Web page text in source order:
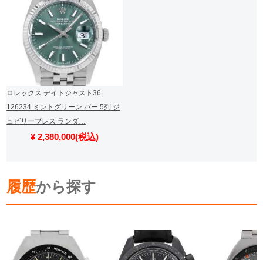
ロレックス デイトジャスト36
126234 ミントグリーン バー 5列 ジ
ュビリーブレス ランダ…
¥ 2,380,000(税込)
履歴から探す